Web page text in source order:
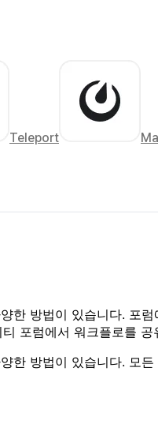
Teleport
한 방법이 있습니다. 포
포럼에서 워크플로를
한 방법이 있습니다. 모